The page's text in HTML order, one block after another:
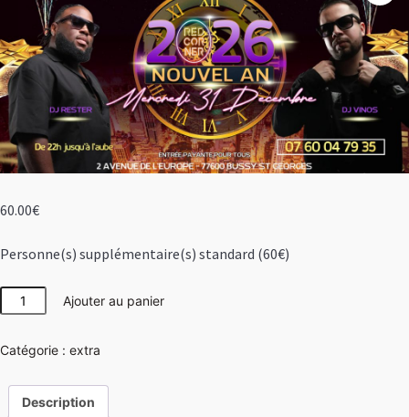
60.00€
Personne(s) supplémentaire(s) standard (60€)
quantité
de
supplémentaire(s)
(60€)
Ajouter au panier
Catégorie : extra
Description